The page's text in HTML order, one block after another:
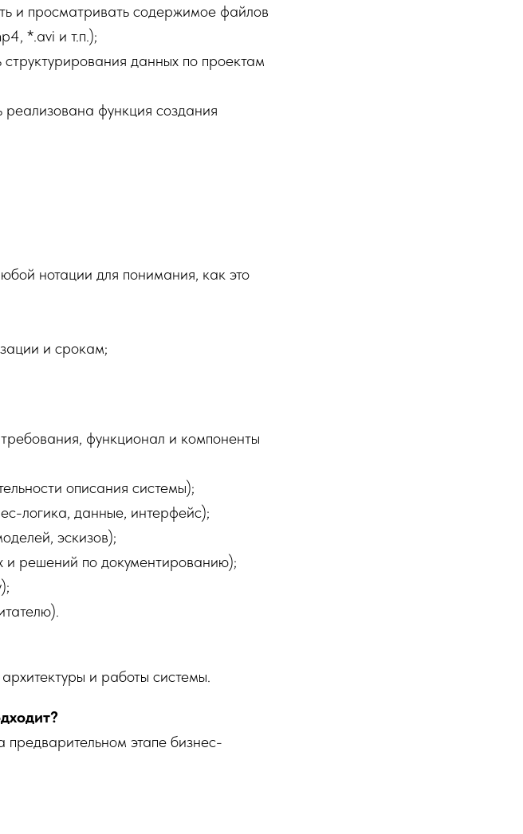
и просматривать содержимое файлов
*.avi и т.п.);
данных по проектам
реализована функция создания
нотации для понимания, как это
и срокам;
функционал и компоненты
описания системы);
логика, данные, интерфейс);
эскизов);
и решений по документированию);
и работы системы.
этапе бизнес-